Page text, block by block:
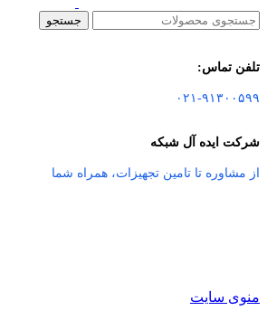
جستجو
تلفن تماس:
۰۲۱-۹۱۳۰۰۵۹۹
شرکت ایده آل شبکه
از مشاوره تا تامین تجهیزات، همراه شما
منوی سایت